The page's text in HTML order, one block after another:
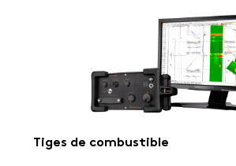
Tiges de combustible